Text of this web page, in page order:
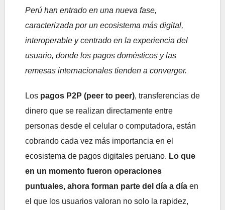
Perú han entrado en una nueva fase,
caracterizada por un ecosistema más digital,
interoperable y centrado en la experiencia del
usuario, donde los pagos domésticos y las
remesas internacionales tienden a converger.
Los pagos P2P (peer to peer), transferencias de
dinero que se realizan directamente entre
personas desde el celular o computadora, están
cobrando cada vez más importancia en el
ecosistema de pagos digitales peruano. Lo que
en un momento fueron operaciones
puntuales, ahora forman parte del día a día en
el que los usuarios valoran no solo la rapidez,